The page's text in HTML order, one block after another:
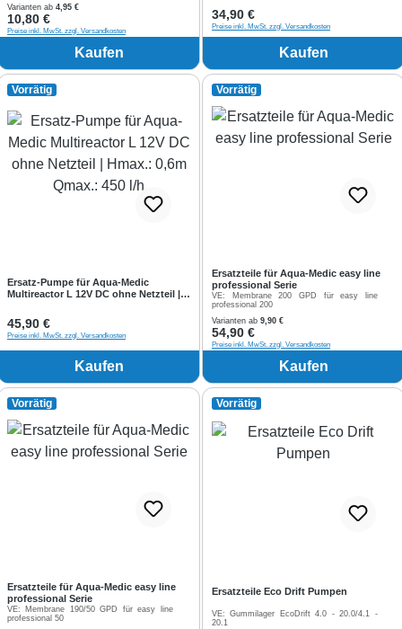
Varianten ab 4,95 €
Regulärer Preis:
10,80 €
Preise inkl. MwSt. zzgl. Versandkosten
Kaufen
Regulärer Preis:
34,90 €
Preise inkl. MwSt. zzgl. Versandkosten
Kaufen
Vorrätig
Ersatz-Pumpe für Aqua-Medic
Multireactor L 12V DC ohne Netzteil |
Regulärer Preis:
45,90 €
Preise inkl. MwSt. zzgl. Versandkosten
Kaufen
Vorrätig
Ersatzteile für Aqua-Medic easy line
professional Serie
VE: Membrane 200 GPD für easy line
professional 200
Varianten ab 9,90 €
Regulärer Preis:
54,90 €
Preise inkl. MwSt. zzgl. Versandkosten
Kaufen
Vorrätig
Ersatzteile für Aqua-Medic easy line
professional Serie
VE: Membrane 190/50 GPD für easy line
professional 50
Vorrätig
Ersatzteile Eco Drift Pumpen
VE: Gummilager EcoDrift 4.0 - 20.0/4.1 -
20.1